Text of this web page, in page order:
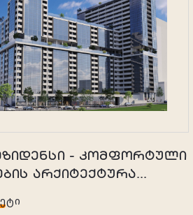
- კომფორტული
არქიტექტურა...